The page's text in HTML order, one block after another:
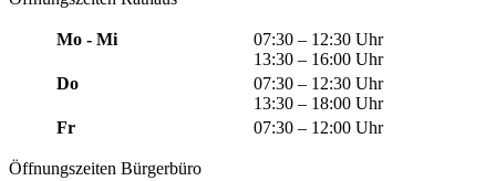
Mo - Mi
07:30 – 12:30 Uhr
13:30 – 16:00 Uhr
Do
07:30 – 12:30 Uhr
13:30 – 18:00 Uhr
Fr
07:30 – 12:00 Uhr
Öffnungszeiten Bürgerbüro